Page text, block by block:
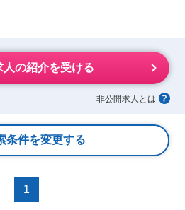
人の紹介を受ける
非公開求人とは
条件を変更する
1